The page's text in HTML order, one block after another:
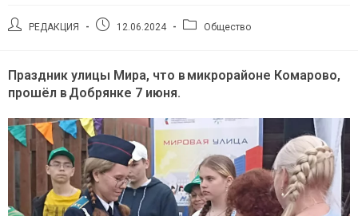
АвторРЕДАКЦИЯ
Запись12.06.2024
РубрикаОбщество
Праздник улицы Мира, что в микрорайоне Комарово,
прошёл в Добрянке 7 июня.